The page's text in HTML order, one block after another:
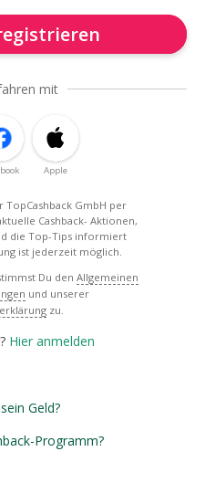
mit
Apple
TopCashback GmbH per
Cashback- Aktionen,
die Top-Tips informiert
ist jederzeit möglich.
Du den Allgemeinen
und unserer
zu.
Hier anmelden
Geld?
Programm?